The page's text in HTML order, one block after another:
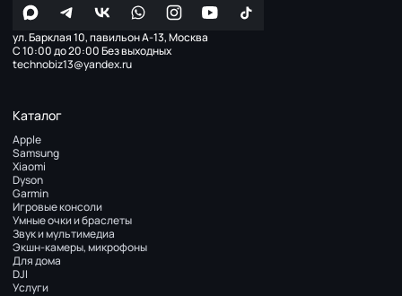
ул. Барклая 10, павильон А-13, Москва
С 10:00 до 20:00 Без выходных
technobiz13@yandex.ru
Каталог
Apple
Samsung
Xiaomi
Dyson
Garmin
Игровые консоли
Умные очки и браслеты
Звук и мультимедиа
Экшн-камеры, микрофоны
Для дома
DJI
Услуги